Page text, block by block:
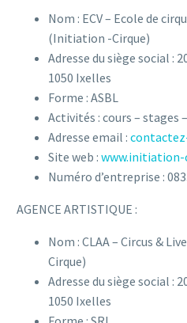
Nom : ECV – Ecole de
(Initiation -Cirque)
Adresse du siège social :
1050 Ixelles
Forme : ASBL
Activités : cours – stages
Adresse email :
Site web : www.initiation-
Numéro d’entreprise :
AGENCE ARTISTIQUE :
Nom : CLAA – Circus &
Cirque)
Adresse du siège social :
1050 Ixelles